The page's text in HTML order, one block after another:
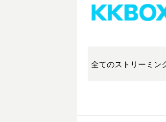
全てのストリーミン